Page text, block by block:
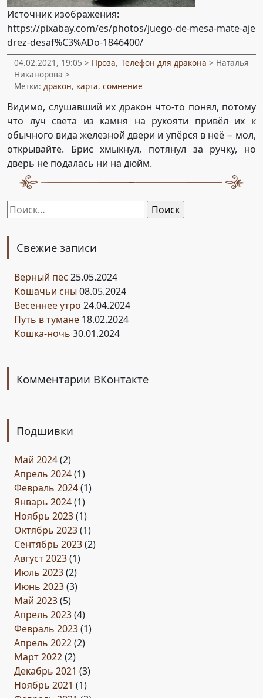
Источник изображения:
https://pixabay.com/es/photos/juego-de-mesa-mate-aje
drez-desaf%C3%ADo-1846400/
04.02.2021, 19:05 > Проза, Телефон для дракона > Наталья
Никанорова >
Метки: дракон, карта, сомнение
Видимо, слушавший их дракон что-то понял, потому
что луч света из камня на рукояти привёл их к
обычного вида железной двери и упёрся в неё − мол,
открывайте. Брис хмыкнул, потянул за ручку, но
дверь не подалась ни на дюйм.
Найти:
Свежие записи
Верный пёс 25.05.2024
Кошачьи сны 08.05.2024
Весеннее утро 24.04.2024
Путь в тумане 18.02.2024
Кошка-ночь 30.01.2024
Комментарии ВКонтакте
Подшивки
Май 2024(2)
Апрель 2024(1)
Февраль 2024(1)
Январь 2024(1)
Ноябрь 2023(1)
Октябрь 2023(1)
Сентябрь 2023(2)
Август 2023(1)
Июль 2023(2)
Июнь 2023(3)
Май 2023(5)
Апрель 2023(4)
Февраль 2023(1)
Апрель 2022(2)
Март 2022(2)
Декабрь 2021 (3)
Ноябрь 2021 (1)